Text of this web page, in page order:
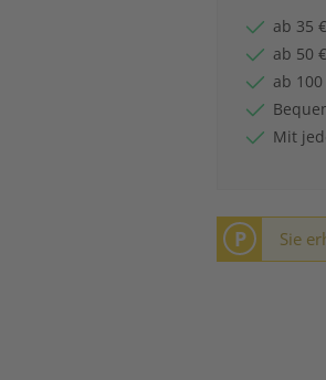
ab 35
ab 50
ab
Mit
P Sie